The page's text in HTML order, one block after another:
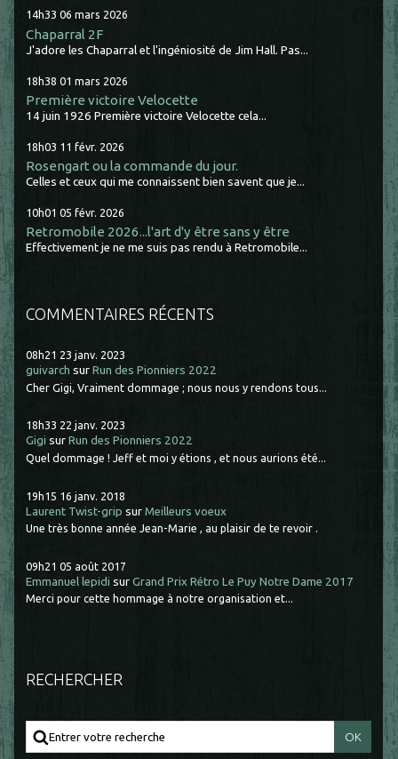
14h33 06 mars 2026
Chaparral 2F
J'adore les Chaparral et l'ingéniosité de Jim Hall. Pas...
18h38 01 mars 2026
Première victoire Velocette
14 juin 1926 Première victoire Velocette cela...
18h03 11 févr. 2026
Rosengart ou la commande du jour.
Celles et ceux qui me connaissent bien savent que je...
10h01 05 févr. 2026
Retromobile 2026...l'art d'y être sans y être
Effectivement je ne me suis pas rendu à Retromobile...
COMMENTAIRES RÉCENTS
08h21 23 janv. 2023
guivarch surRun des Pionniers 2022
Cher Gigi, Vraiment dommage ; nous nous y rendons tous...
18h33 22 janv. 2023
Gigi surRun des Pionniers 2022
Quel dommage ! Jeff et moi y étions , et nous aurions été...
19h15 16 janv. 2018
Laurent Twist-grip surMeilleurs voeux
Une très bonne année Jean-Marie , au plaisir de te revoir .
09h21 05 août 2017
Emmanuel lepidi surGrand Prix Rétro Le Puy Notre Dame 2017
Merci pour cette hommage à notre organisation et...
RECHERCHER